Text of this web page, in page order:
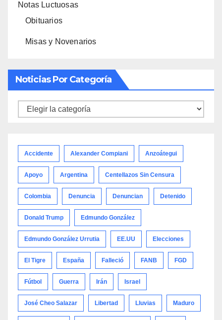
Notas Luctuosas
Obituarios
Misas y Novenarios
Noticias Por Categoría
Noticias
Accidente Alexander Compiani Anzoátegui
Apoyo Argentina Centellazos Sin Censura
Colombia Denuncia Denuncian Detenido
Donald Trump Edmundo González
Edmundo González Urrutia EE.UU Elecciones
El Tigre España Falleció FANB FGD
Fútbol Guerra Irán Israel
José Cheo Salazar Libertad Lluvias Maduro